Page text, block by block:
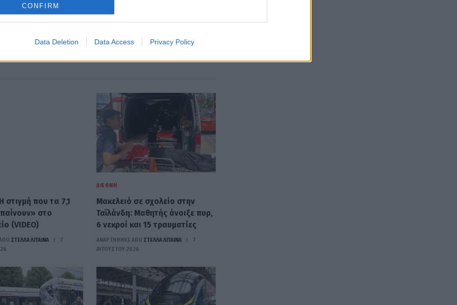
CONFIRM
Data Deletion Data Access Privacy Policy
στιγμή που τα 7,1
στο
(VIDEO)
ΣΤΈΛΛΑ ΛΊΤΑΙΝΑ
7
ΔΙΕΘΝΉ
Μακελειό σε σχολείο στην
Ταϊλάνδη: Μαθητής άνοιξε πυρ,
6 νεκροί και 15 τραυματίες
ΑΝΑΡΤΗΘΗΚΕ ΑΠΟ ΣΤΈΛΛΑ ΛΊΤΑΙΝΑ
7
ΑΥΓΟΎΣΤΟΥ 2026